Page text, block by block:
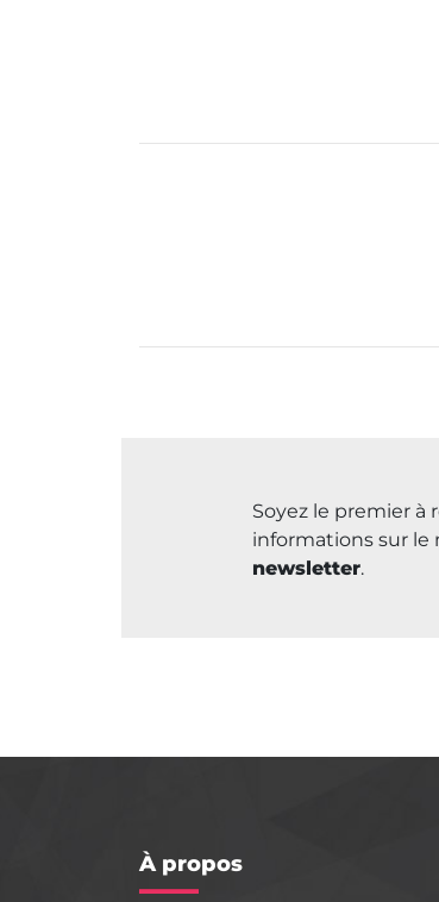
Soyez le premier à
informations sur le
newsletter.
À propos